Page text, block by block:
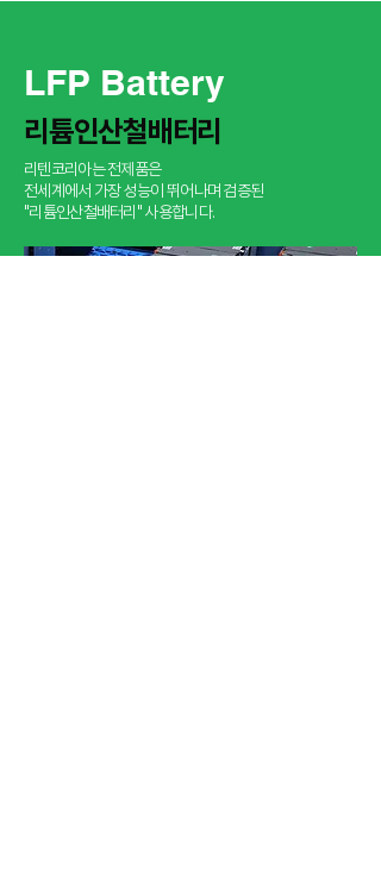
LFP Battery
​리튬인산철배터리
리텐코리아는 전제품은
​전세계에서 가장 성능이 뛰어나며 검증된
"리튬인산철배터리" 사용합니다.